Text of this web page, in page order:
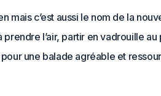
mais c’est aussi le nom de la
l’air, partir en vadrouille au
une balade agréable et